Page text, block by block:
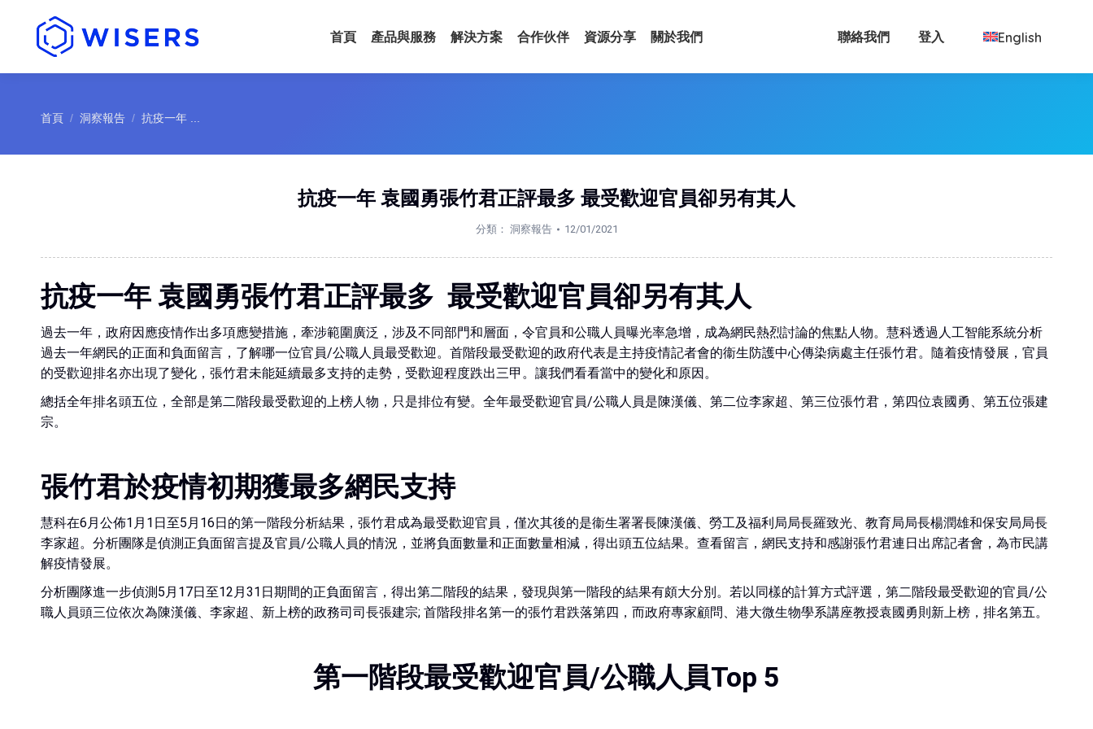
首頁 產品與服務 解決方案 合作伙伴 資源分享 關於我們 聯絡我們 登入 English
您的位置：
首頁 洞察報告 抗疫一年 ...
抗疫一年 袁國勇張竹君正評最多 最受歡迎官員卻另有其人
分類： 洞察報告 12/01/2021
抗疫一年 袁國勇張竹君正評最多 最受歡迎官員卻另有其人
過去一年，政府因應疫情作出多項應變措施，牽涉範圍廣泛，涉及不同部門和層面，令官員和公職人員曝光率急增，成為網民熱烈討論的焦點人物。慧科透過人工智能系統分析
過去一年網民的正面和負面留言，了解哪一位官員/公職人員最受歡迎。首階段最受歡迎的政府代表是主持疫情記者會的衞生防護中心傳染病處主任張竹君。隨着疫情發展，官員
的受歡迎排名亦出現了變化，張竹君未能延續最多支持的走勢，受歡迎程度跌出三甲。讓我們看看當中的變化和原因。
總括全年排名頭五位，全部是第二階段最受歡迎的上榜人物，只是排位有變。全年最受歡迎官員/公職人員是陳漢儀、第二位李家超、第三位張竹君，第四位袁國勇、第五位張建
宗。
張竹君於疫情初期獲最多網民支持
慧科在6月公佈1月1日至5月16日的第一階段分析結果，張竹君成為最受歡迎官員，僅次其後的是衞生署署長陳漢儀、勞工及福利局局長羅致光、教育局局長楊潤雄和保安局局長
李家超。分析團隊是偵測正負面留言提及官員/公職人員的情況，並將負面數量和正面數量相減，得出頭五位結果。查看留言，網民支持和感謝張竹君連日出席記者會，為市民講
解疫情發展。
分析團隊進一步偵測5月17日至12月31日期間的正負面留言，得出第二階段的結果，發現與第一階段的結果有頗大分別。若以同樣的計算方式評選，第二階段最受歡迎的官員/公
職人員頭三位依次為陳漢儀、李家超、新上榜的政務司司長張建宗; 首階段排名第一的張竹君跌落第四，而政府專家顧問、港大微生物學系講座教授袁國勇則新上榜，排名第五。
第一階段最受歡迎官員/公職人員Top 5